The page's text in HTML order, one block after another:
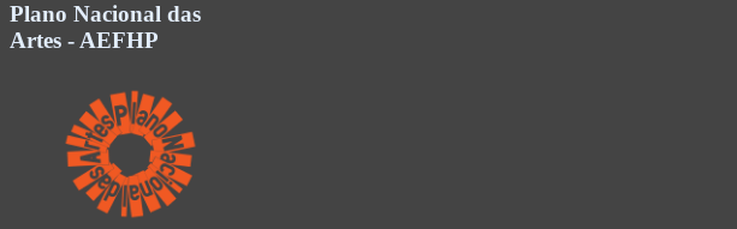
Plano Nacional das
Artes - AEFHP